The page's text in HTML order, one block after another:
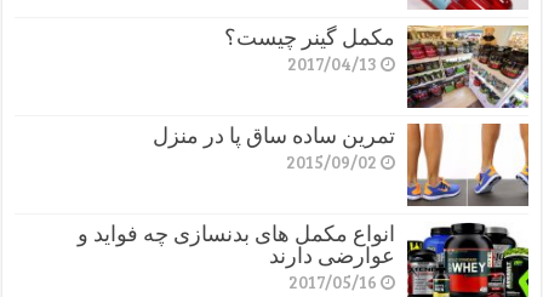
مکمل گینر چیست؟
2017/04/13
تمرین ساده ساق پا در منزل
2015/09/02
انواع مکمل های بدنسازی چه فواید و
عوارضی دارند
2017/05/16